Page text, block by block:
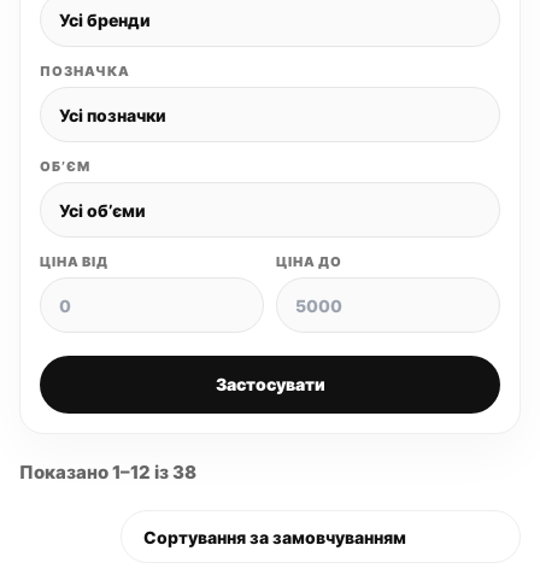
ПОЗНАЧКА
ОБʼЄМ
ЦІНА ВІД ЦІНА ДО
Застосувати
Показано 1–12 із 38